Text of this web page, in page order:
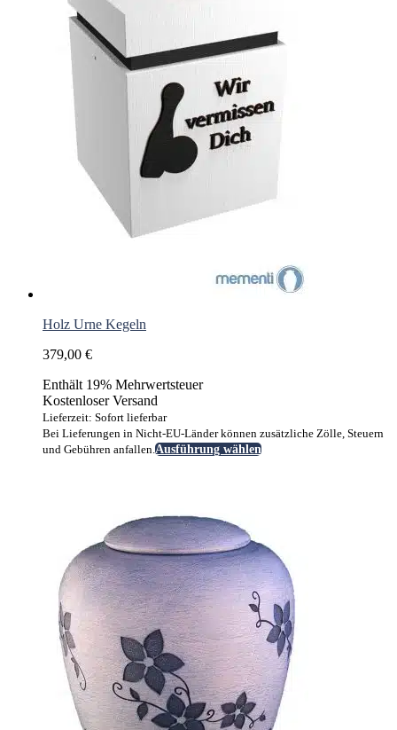
Holz Urne Kegeln
379,00 €
Enthält 19% Mehrwertsteuer
Kostenloser Versand
Lieferzeit: Sofort lieferbar
Bei Lieferungen in Nicht-EU-Länder können zusätzliche Zölle, Steuern
und Gebühren anfallen.Ausführung wählenDieses
Die
Optionen
können
auf
der
Produktseite
gewählt
werden